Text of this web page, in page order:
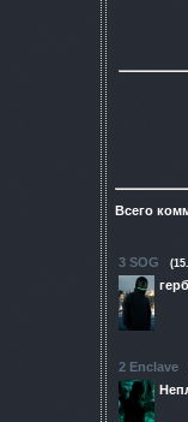
Всего
3 SOG
герб
2 Enclave